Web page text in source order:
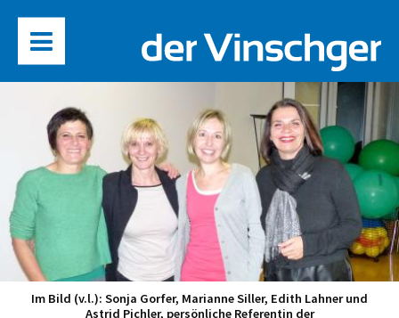
Im Bild (v.l.): Sonja Gorfer, Marianne Siller, Edith Lahner und
Astrid Pichler, persönliche Referentin der